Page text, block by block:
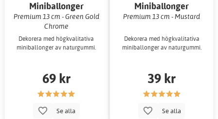
Miniballonger
enfärgade
Premium 13 cm - Green Gold
Chrome
Dekorera med högkvalitativa
miniballonger av naturgummi.
69 kr
Se alla
Miniballonger
enfärgade
Premium 13 cm - Mustard
Dekorera med högkvalitativa
miniballonger av naturgummi.
39 kr
Se alla